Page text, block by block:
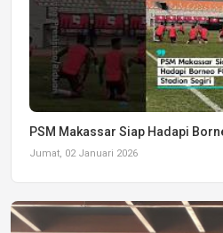
PSM Makassar Siap Hadapi
Jumat, 02 Januari 2026